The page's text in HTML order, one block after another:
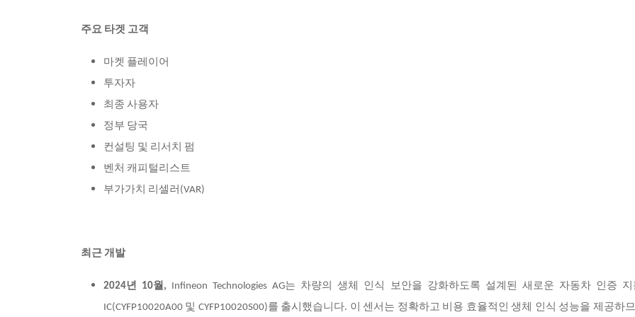
주요 타겟 고객
마켓 플레이어
투자자
최종 사용자
정부 당국
컨설팅 및 리서치 펌
벤처 캐피털리스트
부가가치 리셀러(VAR)
최근 개발
2024년 10월, Infineon Technologies AG는 차량의 생체 인식 보안을 강화하도록 설계된 새로운 자동차 인증 지
IC(CYFP10020A00 및 CYFP10020S00)를 출시했습니다. 이 센서는 정확하고 비용 효율적인 생체 인식 성능을 제공하